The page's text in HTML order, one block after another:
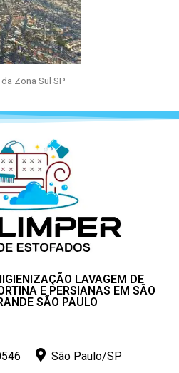
Zona Sul SP
LAVAGEM DE
E PERSIANAS EM SÃO
SÃO PAULO
São Paulo/SP